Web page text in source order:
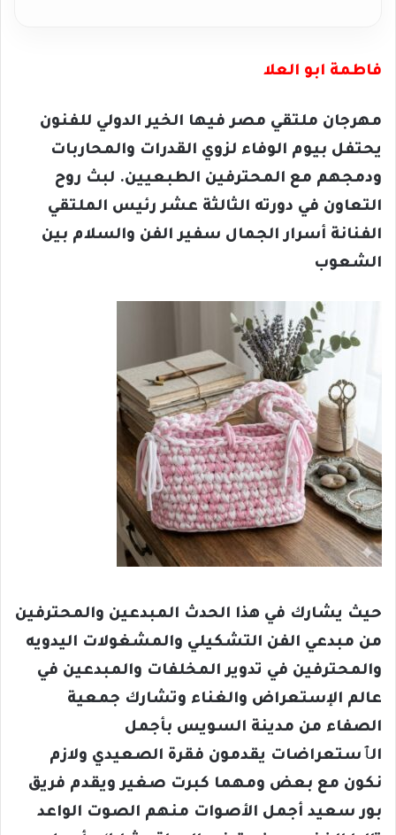
فاطمة ابو العلا
مهرجان ملتقي مصر فيها الخير الدولي للفنون
يحتفل بيوم الوفاء لزوي القدرات والمحاربات
ودمجهم مع المحترفين الطبعيين. لبث روح
التعاون في دورته الثالثة عشر رئيس الملتقي
الفنانة أسرار الجمال سفير الفن والسلام بين
الشعوب
حيث يشارك في هذا الحدث المبدعين والمحترفين
من مبدعي الفن التشكيلي والمشغولات اليدويه
والمحترفين في تدوير المخلفات والمبدعين في
عالم الإستعراض والغناء وتشارك جمعية
الصفاء من مدينة السويس بأجمل
الٱستعراضات يقدمون فقرة الصعيدي ولازم
نكون مع بعض ومهما كبرت صغير ويقدم فريق
بور سعيد أجمل الأصوات منهم الصوت الواعد